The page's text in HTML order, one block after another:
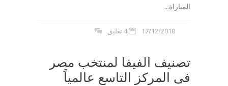
المباراة...
17/12/2010 4 تعليق
تصنيف الفيفا لمنتخب مصر
فى المركز التاسع عالمياً